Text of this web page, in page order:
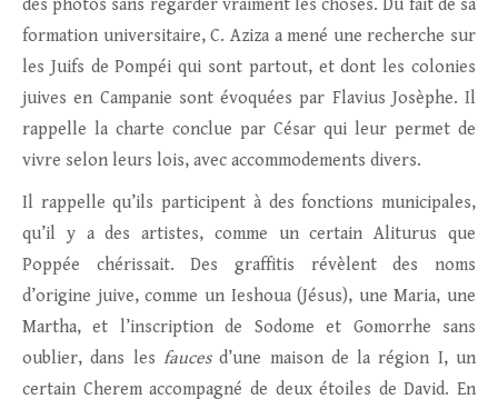
des photos sans regarder vraiment les choses. Du fait de sa
formation universitaire, C. Aziza a mené une recherche sur
les Juifs de Pompéi qui sont partout, et dont les colonies
juives en Campanie sont évoquées par Flavius Josèphe. Il
rappelle la charte conclue par César qui leur permet de
vivre selon leurs lois, avec accommodements divers.
Il rappelle qu’ils participent à des fonctions municipales,
qu’il y a des artistes, comme un certain Aliturus que
Poppée chérissait. Des graffitis révèlent des noms
d’origine juive, comme un Ieshoua (Jésus), une Maria, une
Martha, et l’inscription de Sodome et Gomorrhe sans
oublier, dans les faucesd’une maison de la région I, un
certain Cherem accompagné de deux étoiles de David. En